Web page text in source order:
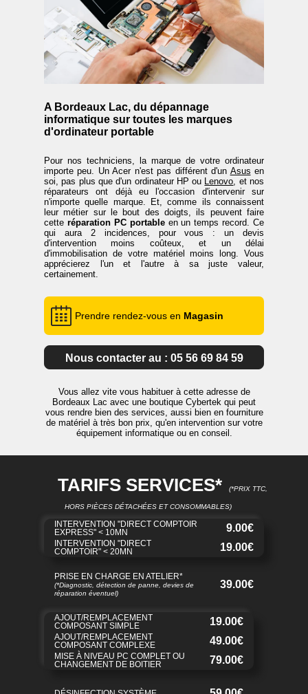
A Bordeaux Lac, du dépannage
informatique sur toutes les marques
d'ordinateur portable
Pour nos techniciens, la marque de votre ordinateur
importe peu. Un Acer n'est pas différent d'un Asus en
soi, pas plus que d'un ordinateur HP ou Lenovo, et nos
réparateurs ont déjà eu l'occasion d'intervenir sur
n'importe quelle marque. Et, comme ils connaissent
leur métier sur le bout des doigts, ils peuvent faire
cette réparation PC portableen un temps record. Ce
qui aura 2 incidences, pour vous : un devis
d'intervention moins coûteux, et un délai
d'immobilisation de votre matériel moins long. Vous
apprécierez l'un et l'autre à sa juste valeur,
certainement.
Prendre rendez-vous en Magasin
Nous contacter au : 05 56 69 84 59
Vous allez vite vous habituer à cette adresse de
Bordeaux Lac avec une boutique Cybertek qui peut
vous rendre bien des services, aussi bien en fourniture
de matériel à très bon prix, qu'en intervention sur votre
équipement informatique ou en conseil.
TARIFS SERVICES* (*PRIX TTC,
HORS PIÈCES DÉTACHÉES ET CONSOMMABLES)
INTERVENTION "DIRECT COMPTOIR
EXPRESS" < 10MN
9.00€
INTERVENTION "DIRECT
COMPTOIR" < 20MN
19.00€
PRISE EN CHARGE EN ATELIER*
(*Diagnostic, détection de panne, devies de
réparation éventuel)
39.00€
AJOUT/REMPLACEMENT
COMPOSANT SIMPLE
19.00€
AJOUT/REMPLACEMENT
COMPOSANT COMPLEXE
49.00€
MISE À NIVEAU PC COMPLET OU
CHANGEMENT DE BOITIER
79.00€